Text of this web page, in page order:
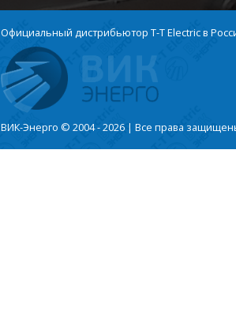
Официальный дистрибьютор T-T Electric в
ВИК-Энерго © 2004 - 2026 | Все права